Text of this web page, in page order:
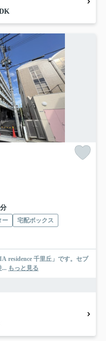
ー
宅配ボックス
residence 千里丘」です。セブ
... もっと見る